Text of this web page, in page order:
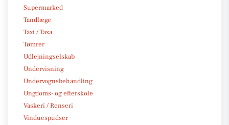
Supermarked
Tandlæge
Taxi / Taxa
Tømrer
Udlejningselskab
Undervisning
Undervognsbehandling
Ungdoms- og efterskole
Vaskeri / Renseri
Vinduespudser